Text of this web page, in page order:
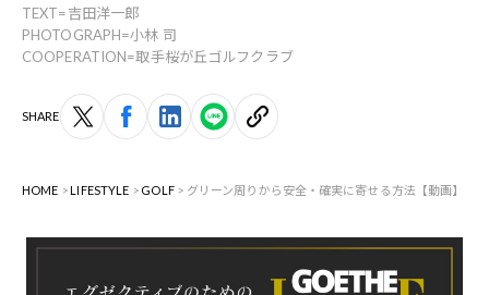
TEXT=吉田洋一郎
PHOTOGRAPH=小林 司
COOPERATION=取手桜が丘ゴルフクラブ
SHARE
HOME LIFESTYLE GOLF グリーン周りから安全・確実に寄せる方法【動画】